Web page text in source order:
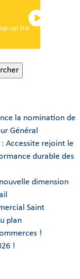
up traditionnel
la nomination de
Général
Accessite rejoint le
durable des
dimension
Saint
plan
!
!